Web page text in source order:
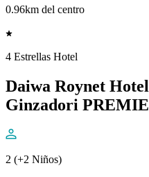
0.96km del centro
4 Estrellas Hotel
Daiwa Roynet
Ginzadori
2 (+2 Niños)